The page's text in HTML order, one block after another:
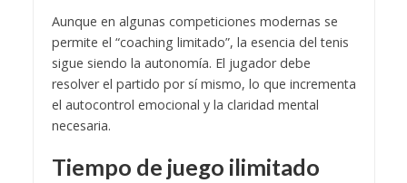
Aunque en algunas competiciones modernas se
permite el “coaching limitado”, la esencia del tenis
sigue siendo la autonomía. El jugador debe
resolver el partido por sí mismo, lo que incrementa
el autocontrol emocional y la claridad mental
necesaria.
Tiempo de juego ilimitado